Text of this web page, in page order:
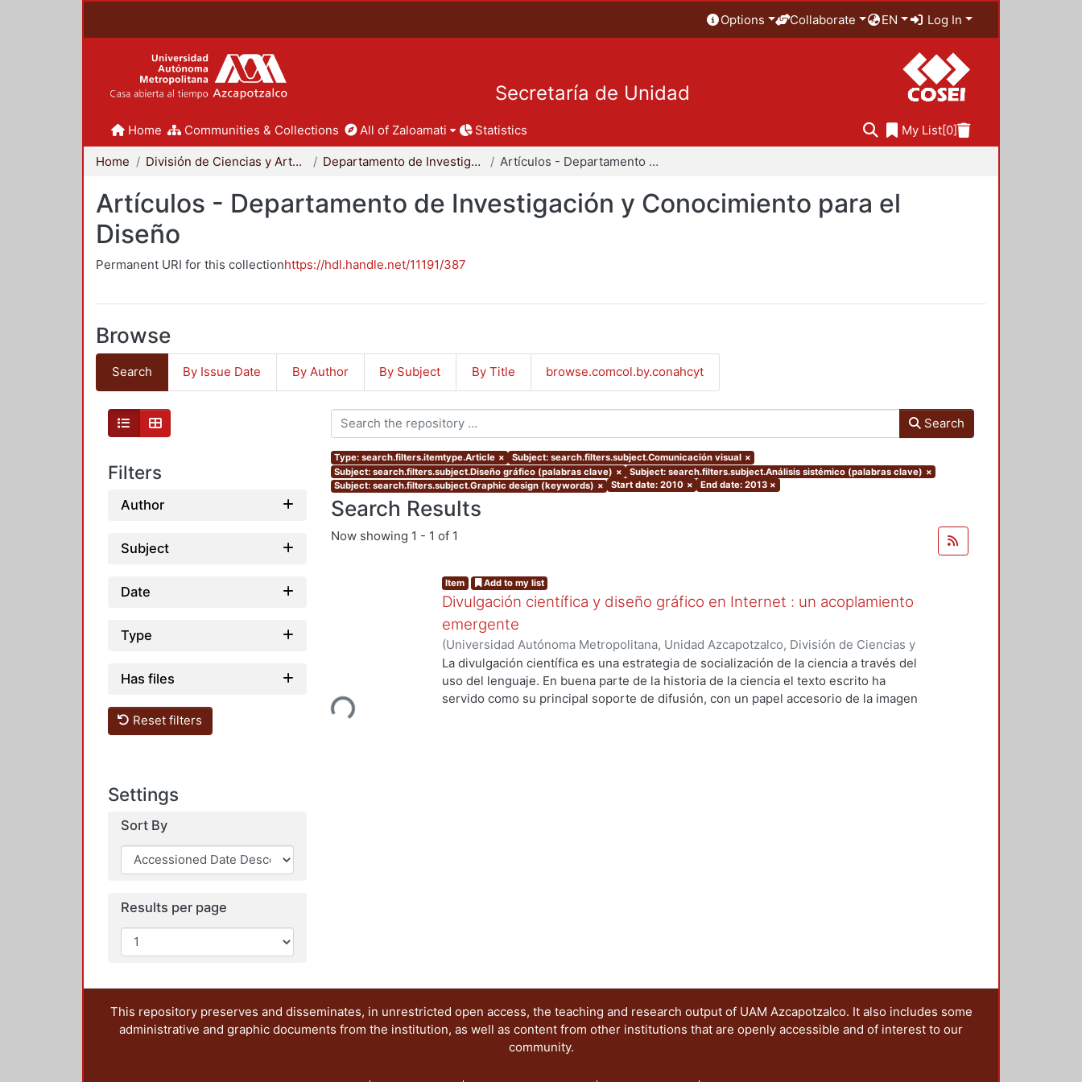
Options Collaborate EN Log In
Secretaría de Unidad
Home Communities & Collections All of Zaloamati Statistics My List[0]
Home División de Ciencias y Artes para el Diseño Departamento de Investigación y Conocimiento para el Diseño Artículos - Departamento de Investigación y Conocimiento para el Diseño
Artículos - Departamento de Investigación y Conocimiento para el
Diseño
Permanent URI for this collectionhttps://hdl.handle.net/11191/387
Browse
Search By Issue Date By Author By Subject By Title browse.comcol.by.conahcyt
Filters
Author
Subject
Date
Type
Has files
Reset filters
Settings
Sort By
Results per page
Search
Type: search.filters.itemtype.Article × Subject: search.filters.subject.Comunicación visual ×
Subject: search.filters.subject.Diseño gráfico (palabras clave) × Subject: search.filters.subject.Análisis sistémico (palabras clave) ×
Subject: search.filters.subject.Graphic design (keywords) × Start date: 2010 × End date: 2013 ×
Search Results
Now showing 1 - 1 of 1
Loading...
Item Add to my list
Divulgación científica y diseño gráfico en Internet : un acoplamiento
emergente
(Universidad Autónoma Metropolitana, Unidad Azcapotzalco, División de Ciencias y
Artes para el Diseño, Departamento de Evaluación del Diseño en el Tiempo,2013-
03) Rosales González, Rodrigo
La divulgación científica es una estrategia de socialización de la ciencia a través del
uso del lenguaje. En buena parte de la historia de la ciencia el texto escrito ha
servido como su principal soporte de difusión, con un papel accesorio de la imagen
This repository preserves and disseminates, in unrestricted open access, the teaching and research output of UAM Azcapotzalco. It also includes some
administrative and graphic documents from the institution, as well as content from other institutions that are openly accessible and of interest to our
community.